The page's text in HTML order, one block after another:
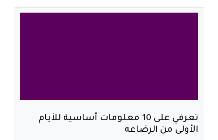
تعرفي على 10 معلومات أساسية للأيام
الأولى من الرضاعه